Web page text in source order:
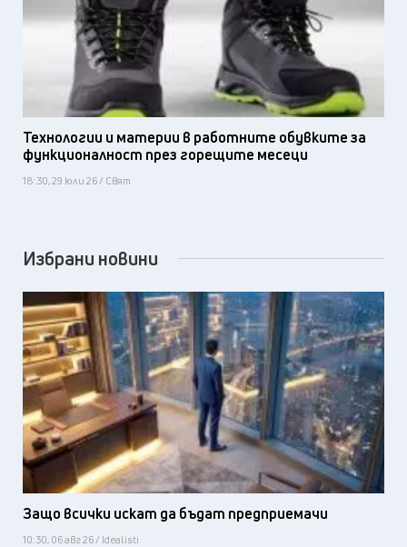
Технологии и материи в работните обувките за
функционалност през горещите месеци
18:30, 29 юли 26 / Свят
Избрани новини
Защо всички искат да бъдат предприемачи
10:30, 06 авг 26 / Idealisti